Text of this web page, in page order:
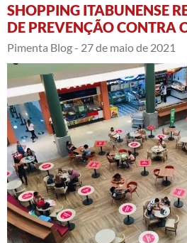
SHOPPING ITABUNENSE
DE PREVENÇÃO CONTRA
Pimenta Blog - 27 de maio de 2021